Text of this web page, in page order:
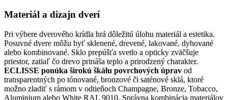
Materiál a dizajn dverí
Pri výbere dverového krídla hrá dôležitú úlohu materiál a estetika.
Posuvné dvere môžu byť sklenené, drevené, lakované, dyhované
alebo kombinované. Sklo prepúšťa svetlo a opticky zväčšuje
priestor, zatiaľ čo drevo prináša teplo a prirodzený charakter.
ECLISSE ponúka širokú škálu povrchových úprav od
transparentných po tónované, bronzové či saténové sklá, ktoré
možno zladiť s rámom v odtieňoch Champagne, Bronze, Tobacco,
Aluminium alebo White RAL 9010. Správna kombinácia materiálov